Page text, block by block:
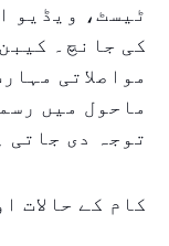
ٹیسٹ، ویڈیو
کی جانچ۔
مواصلاتی
ماحول میں
توجہ دی جاتی
کام کے حالات